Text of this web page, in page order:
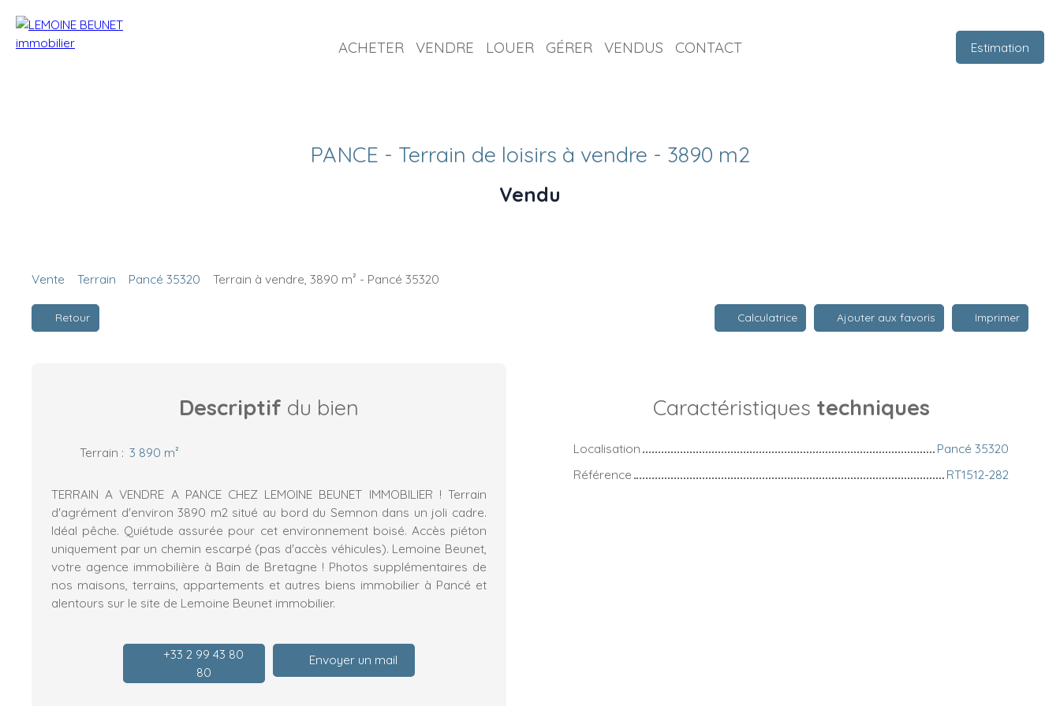
ACHETER VENDRE LOUER GÉRER VENDUS CONTACT Estimation
PANCE - Terrain de loisirs à vendre - 3890 m2
Vendu
Vente Terrain Pancé 35320 Terrain à vendre, 3890 m² - Pancé 35320
Retour Calculatrice Ajouter aux favoris Imprimer
Descriptif du bien
Terrain : 3 890 m²
TERRAIN A VENDRE A PANCE CHEZ LEMOINE BEUNET IMMOBILIER ! Terrain
d'agrément d'environ 3890 m2 situé au bord du Semnon dans un joli cadre.
Idéal pêche. Quiétude assurée pour cet environnement boisé. Accès piéton
uniquement par un chemin escarpé (pas d'accès véhicules). Lemoine Beunet,
votre agence immobilière à Bain de Bretagne ! Photos supplémentaires de
nos maisons, terrains, appartements et autres biens immobilier à Pancé et
alentours sur le site de Lemoine Beunet immobilier.
+33 2 99 43 80
80
Envoyer un mail
Caractéristiques techniques
Localisation
Pancé 35320
Référence
RT1512-282